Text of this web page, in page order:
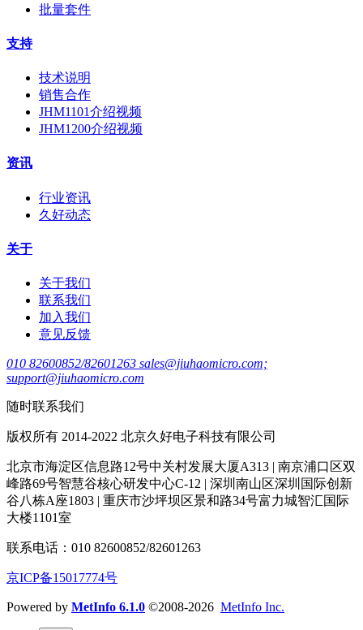
批量套件
支持
技术说明
销售合作
JHM1101介绍视频
JHM1200介绍视频
资讯
行业资讯
久好动态
关于
关于我们
联系我们
加入我们
意见反馈
010 82600852/82601263 sales@jiuhaomicro.com;
support@jiuhaomicro.com
随时联系我们
版权所有 2014-2022 北京久好电子科技有限公司
北京市海淀区信息路12号中关村发展大厦A313 | 南京浦口区双
峰路69号智慧谷核心研发中心C-12 | 深圳南山区深圳国际创新
谷八栋A座1803 | 重庆市沙坪坝区景和路34号富力城智汇国际
大楼1101室
联系电话：010 82600852/82601263
京ICP备15017774号
Powered by MetInfo 6.1.0 ©2008-2026 MetInfo Inc.